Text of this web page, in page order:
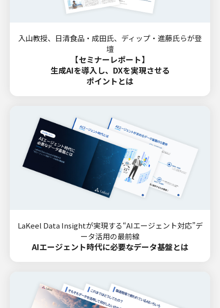
入山教授、日清食品・成田氏、ディップ・進藤氏らが登
壇
【セミナーレポート】
生成AIを導入し、DXを実現させる
ポイントとは
LaKeel Data Insightが実現する“AIエージェント対応”デ
ータ活用の最前線
AIエージェント時代に必要なデータ基盤とは